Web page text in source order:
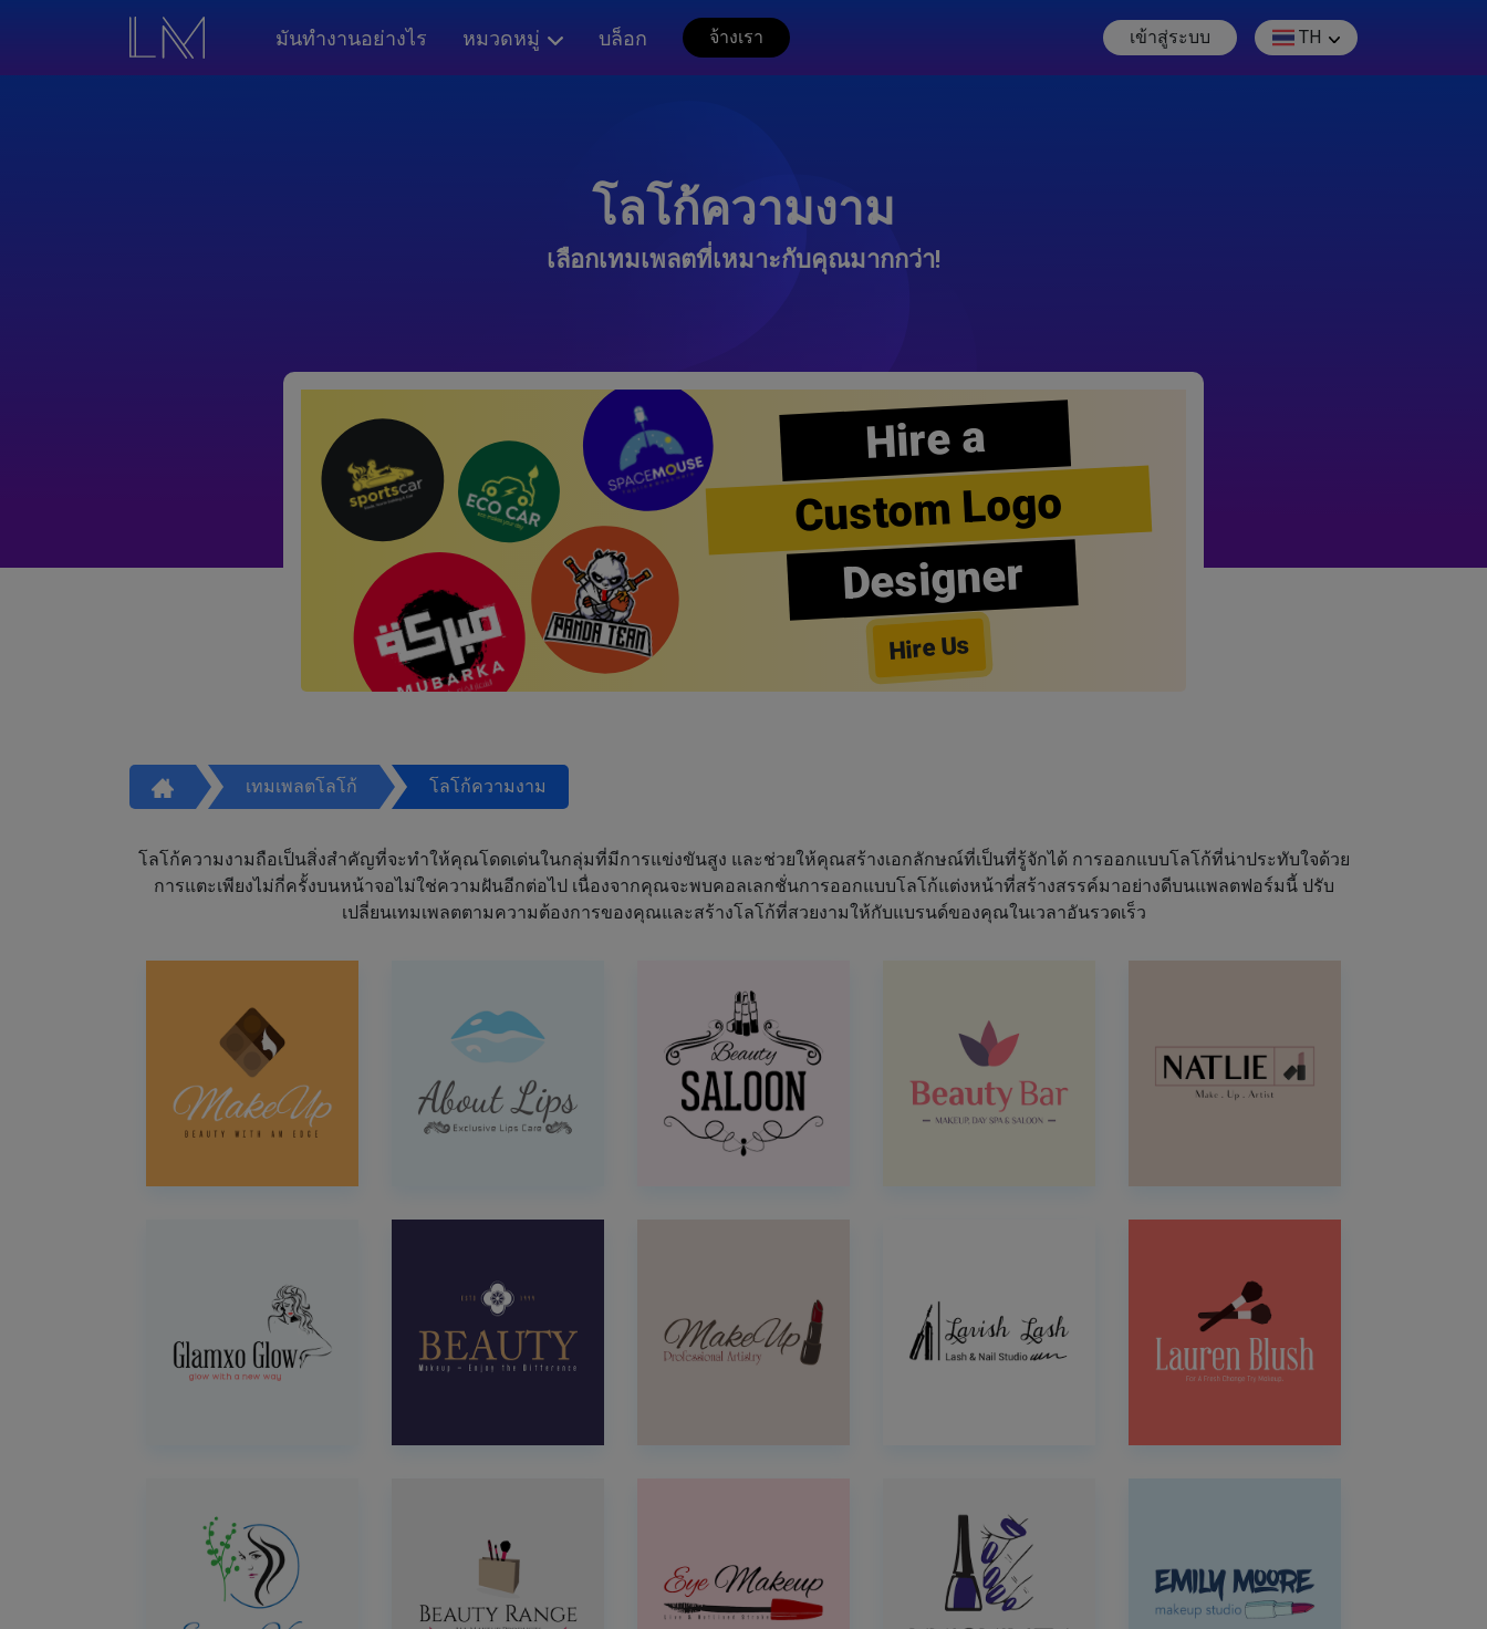
มันทำงานอย่างไร หมวดหมู่ บล็อก จ้างเรา เข้าสู่ระบบ TH
โลโก้ความงาม
เลือกเทมเพลตที่เหมาะกับคุณมากกว่า!
Hire a
Custom Logo
Designer
Hire Us
เทมเพลตโลโก้ โลโก้ความงาม
โลโก้ความงามถือเป็นสิ่งสำคัญที่จะทำให้คุณโดดเด่นในกลุ่มที่มีการแข่งขันสูง และช่วยให้คุณสร้างเอกลักษณ์ที่เป็นที่รู้จักได้ การออกแบบโลโก้ที่น่าประทับใจด้วย
การแตะเพียงไม่กี่ครั้งบนหน้าจอไม่ใช่ความฝันอีกต่อไป เนื่องจากคุณจะพบคอลเลกชั่นการออกแบบโลโก้แต่งหน้าที่สร้างสรรค์มาอย่างดีบนแพลตฟอร์มนี้ ปรับ
เปลี่ยนเทมเพลตตามความต้องการของคุณและสร้างโลโก้ที่สวยงามให้กับแบรนด์ของคุณในเวลาอันรวดเร็ว